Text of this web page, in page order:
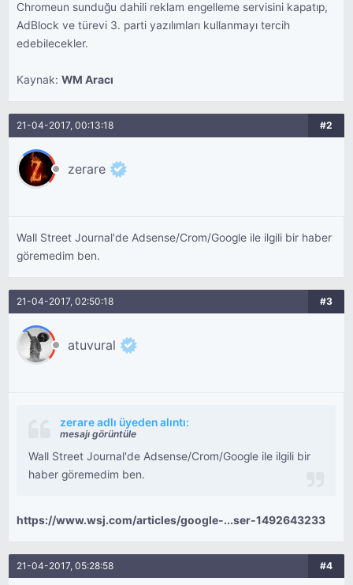
Chromeun sunduğu dahili reklam engelleme servisini kapatıp,
AdBlock ve türevi 3. parti yazılımları kullanmayı tercih
edebilecekler.
Kaynak:WM Aracı
21-04-2017, 00:13:18 #2
zerare
Wall Street Journal'de Adsense/Crom/Google ile ilgili bir haber
göremedim ben.
21-04-2017, 02:50:18 #3
atuvural
zerare adlı üyeden alıntı:
mesajı görüntüle
Wall Street Journal'de Adsense/Crom/Google ile ilgili bir
haber göremedim ben.
https://www.wsj.com/articles/google-...ser-1492643233
21-04-2017, 05:28:58 #4